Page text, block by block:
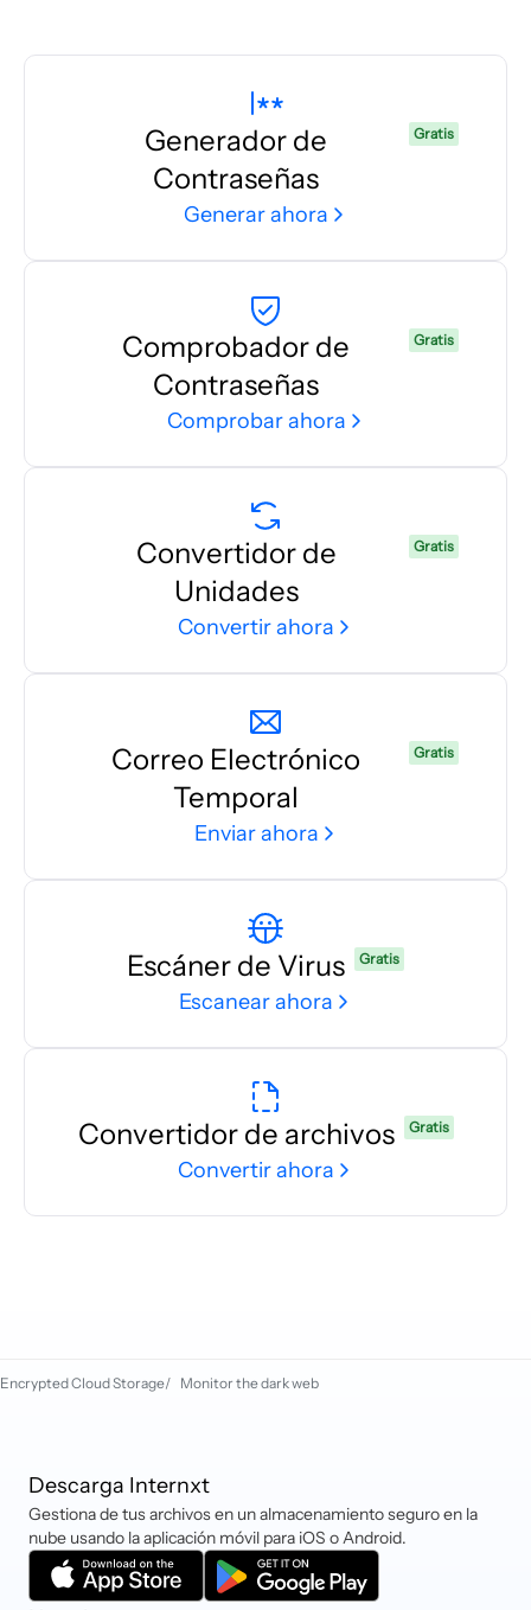
Generador de
Contraseñas
Gratis
Generar ahora
Comprobador de
Contraseñas
Gratis
Comprobar ahora
Convertidor de
Unidades
Gratis
Convertir ahora
Correo Electrónico
Temporal
Gratis
Enviar ahora
Escáner de Virus Gratis
Escanear ahora
Convertidor de archivos Gratis
Convertir ahora
Encrypted Cloud Storage/ Monitor the dark web
Descarga Internxt
Gestiona de tus archivos en un almacenamiento seguro en la
nube usando la aplicación móvil para iOS o Android.